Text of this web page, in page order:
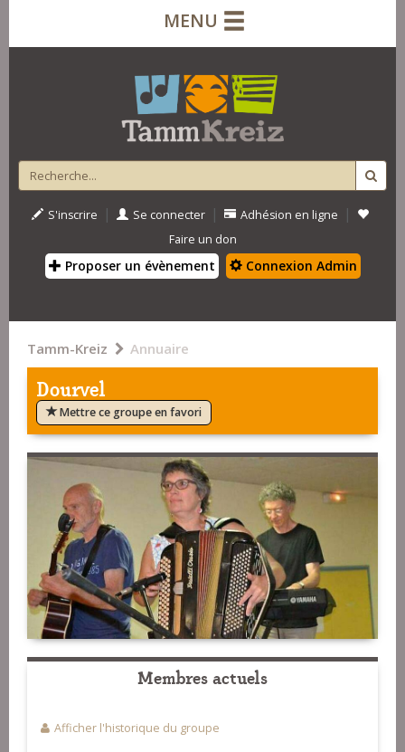
MENU
S'inscrire | Se connecter | Adhésion en ligne |
Faire un don
Proposer un évènement Connexion Admin
Tamm-Kreiz Annuaire
Dourvel
Mettre ce groupe en favori
Membres actuels
Afficher l'historique du groupe